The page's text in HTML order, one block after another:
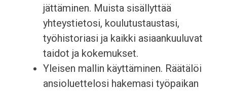
jättäminen. Muista sisällyttää
yhteystietosi, koulutustaustasi,
työhistoriasi ja kaikki asiaankuuluvat
taidot ja kokemukset.
Yleisen mallin käyttäminen. Räätälöi
ansioluettelosi hakemasi työpaikan